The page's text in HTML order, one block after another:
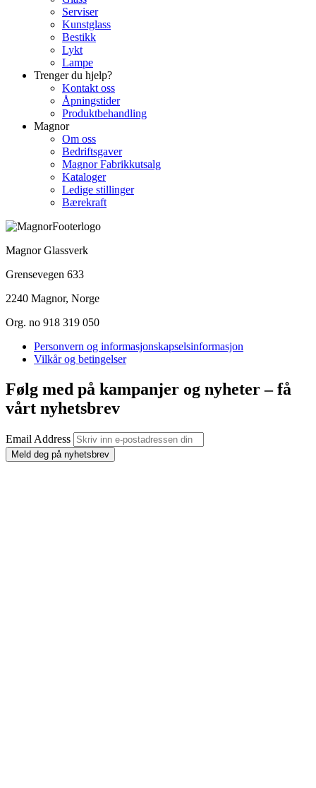
Serviser
Kunstglass
Bestikk
Lykt
Lampe
Trenger du hjelp?
Kontakt oss
Åpningstider
Produktbehandling
Magnor
Om oss
Bedriftsgaver
Magnor Fabrikkutsalg
Kataloger
Ledige stillinger
Bærekraft
Magnor Glassverk
Grensevegen 633
2240 Magnor, Norge
Org. no 918 319 050
Personvern og informasjonskapselsinformasjon
Vilkår og betingelser
Følg med på kampanjer og nyheter – få
vårt nyhetsbrev
Email Address
Meld deg på nyhetsbrev